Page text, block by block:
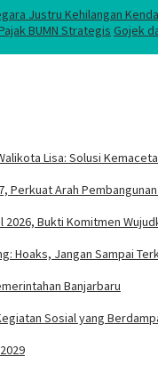
Justru Kehilangan
BUMN Strategis Gojek
Lisa: Solusi
Perkuat Arah
2026, Bukti Komitmen
Hoaks, Jangan Sampai
Banjarbaru
Sosial yang